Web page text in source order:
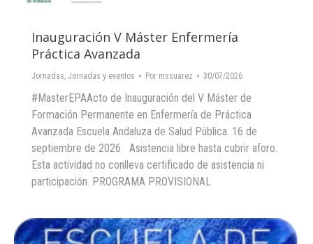
Inauguración V Máster Enfermería
Práctica Avanzada
Jornadas, Jornadas y eventos Por mssuarez 30/07/2026
#MasterEPAActo de Inauguración del V Máster de
Formación Permanente en Enfermería de Práctica
Avanzada Escuela Andaluza de Salud Pública. 16 de
septiembre de 2026 Asistencia libre hasta cubrir aforo.
Esta actividad no conlleva certificado de asistencia ni
participación. PROGRAMA PROVISIONAL